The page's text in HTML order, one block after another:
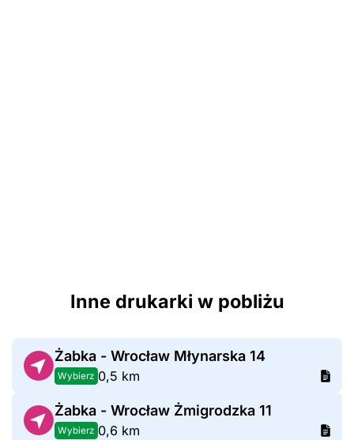
Inne drukarki w pobliżu
Żabka - Wrocław Młynarska 14
Wybierz 0,5 km
Żabka - Wrocław Żmigrodzka 11
Wybierz 0,6 km